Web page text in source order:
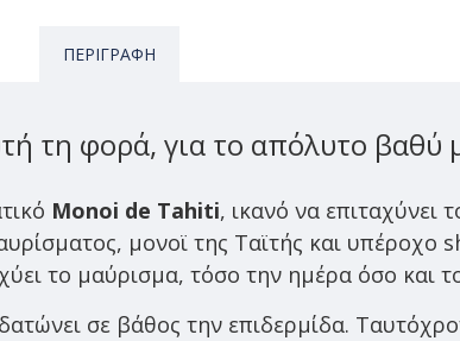
ΠΕΡΙΓΡΑΦΉ
τη φορά, για το απόλυτο βαθύ
Monoi de Tahiti, ικανό να επιταχύνει
μονοϊ της Ταϊτής και
το μαύρισμα, τόσο την ημέρα όσο και
σε βάθος την επιδερμίδα.